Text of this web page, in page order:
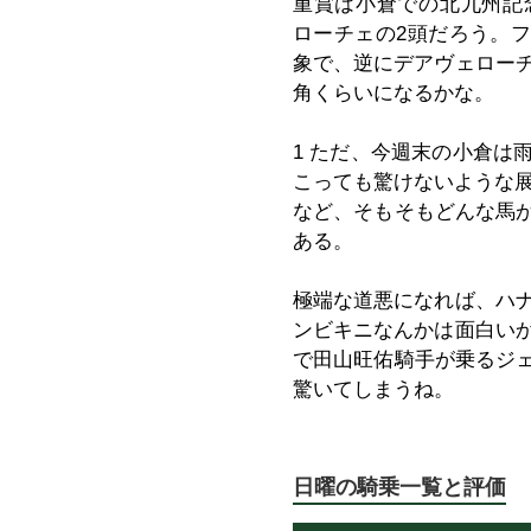
ローチェの2頭だろう。
象で、逆にデアヴェロー
角くらいになるかな。
1 ただ、今週末の小倉は
こっても驚けないような
など、そもそもどんな馬
ある。
極端な道悪になれば、ハ
ンビキニなんかは面白い
で田山旺佑騎手が乗るジ
驚いてしまうね。
日曜の騎乗一覧と評価